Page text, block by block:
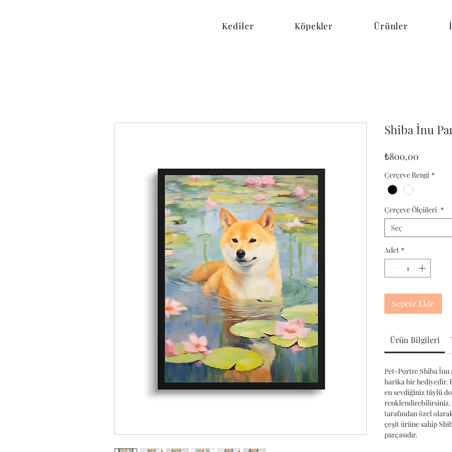
Kediler Köpekler Ürünler
Shiba İnu
₺800,00
Çerçeve Rengi *
Çerçeve Ölçüleri *
Seç
Adet *
Sepete Ekle
Ürün Bilgileri
Pet-Portre Shiba
harika bir hediyedir.
en sevdiğiniz tüylü
renklendirebilirsiniz.
tarafından özel
çeşit ürüne sahip
parçasıdır.